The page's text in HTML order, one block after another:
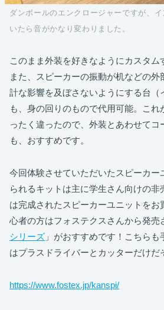
ダンボールのエンクロージャーですが、
いたら音がかなり変わりました。
このまま外装を好きなようにカスタム
また、スピーカーの振動が机などの外
計な影響を及ぼさないようにする台（
も、身の回りのもので代用可能。これ
ったく違ったので、外装とあわせてコ
も、おすすめです。
今回体験させていただいたスピーカー
られるキットは主に学生さん向けの非
は完成されたスピーカーユニットをお
心者の方はフォステクスさんから発売
シリーズ 」がおすすめです！こちら
はプラスドライバーとカッターだけだ
https://www.fostex.jp/kanspi/